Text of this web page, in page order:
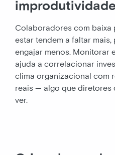
improdutividade
Colaboradores com
estar tendem a faltar
engajar menos. Monitorar
ajuda a correlacionar
clima organizacional com
reais — algo que diretores
ver.